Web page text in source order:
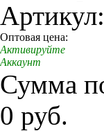
Оптовая цена:
Активируйте
Аккаунт
Сумма
0 руб.